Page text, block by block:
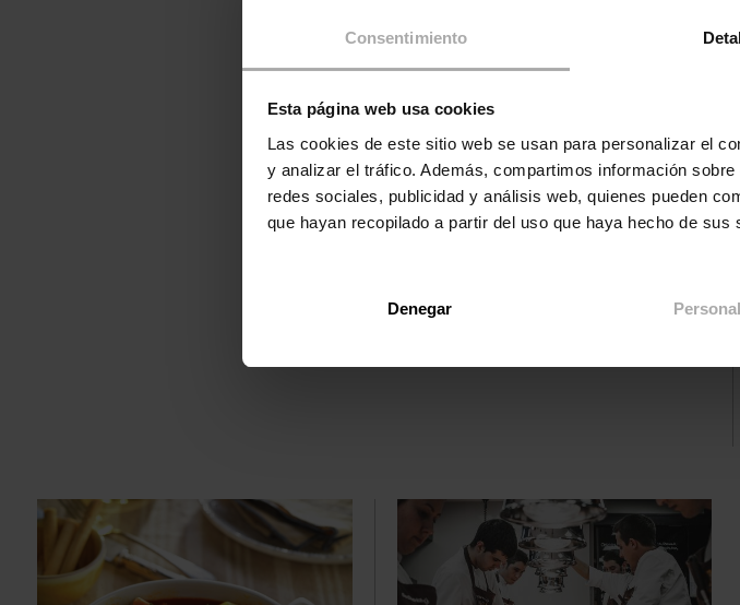
Consentimiento
Esta página web usa cookies
Las cookies de este sitio web se usan para personalizar el
y analizar el tráfico. Además, compartimos información
redes sociales, publicidad y análisis web, quienes pueden
que hayan recopilado a partir del uso que haya hecho de sus
Denegar